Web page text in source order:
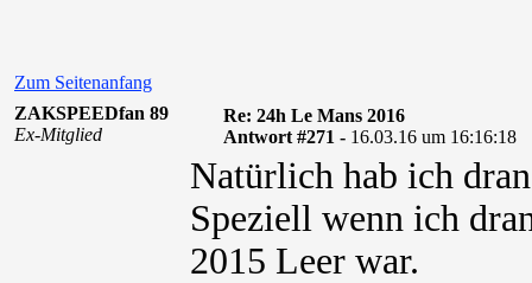
Zum Seitenanfang
ZAKSPEEDfan 89
Ex-Mitglied
Re: 24h Le Mans 2016
Antwort #271 - 16.03.16 um 16:16:18
Natürlich hab ich
Speziell wenn ich
2015 Leer war.